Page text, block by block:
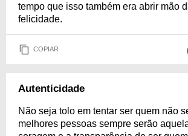
tempo que isso também era abrir mão
felicidade.
COPIAR
Autenticidade
Não seja tolo em tentar ser quem não
melhores pessoas sempre serão